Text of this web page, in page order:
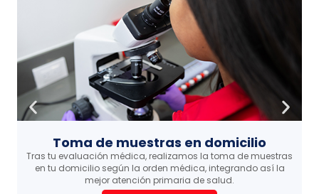
Toma de muestras en domicilio
Tras tu evaluación médica, realizamos la toma de muestras
en tu domicilio según la orden médica, integrando así la
mejor atención primaria de salud.